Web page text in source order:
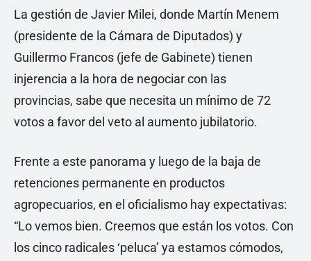
La gestión de Javier Milei, donde Martín Menem
(presidente de la Cámara de Diputados) y
Guillermo Francos (jefe de Gabinete) tienen
injerencia a la hora de negociar con las
provincias, sabe que necesita un mínimo de 72
votos a favor del veto al aumento jubilatorio.
Frente a este panorama y luego de la baja de
retenciones permanente en productos
agropecuarios, en el oficialismo hay expectativas:
“Lo vemos bien. Creemos que están los votos. Con
los cinco radicales ‘peluca’ ya estamos cómodos,